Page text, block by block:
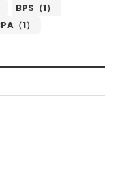
BPS（1）
（1）